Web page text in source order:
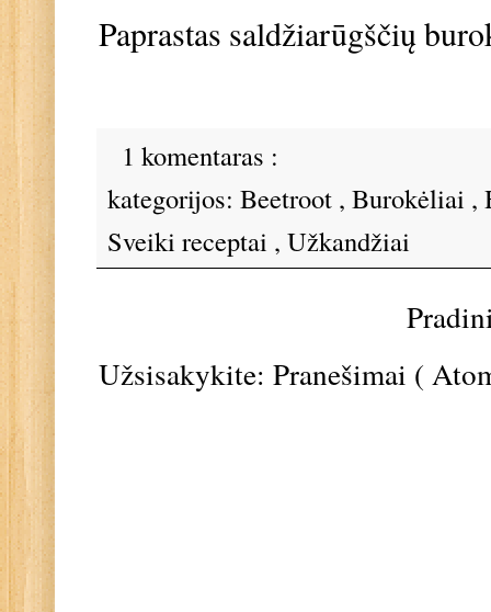
Paprastas saldžiarūgščių
1 komentaras :
kategorijos: Beetroot , Burokėliai ,
Sveiki receptai , Užkandžiai
Užsisakykite: Pranešimai (